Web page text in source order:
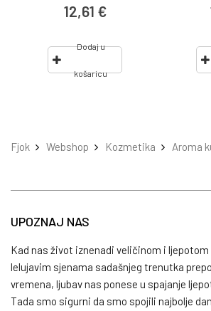
12,61 €
Dodaj u
košaricu
Fjok Webshop Kozmetika Aroma
UPOZNAJ NAS
Kad nas život iznenadi veličinom i ljepotom
lelujavim sjenama sadašnjeg trenutka
vremena, ljubav nas ponese u spajanje
Tada smo sigurni da smo spojili najbolje